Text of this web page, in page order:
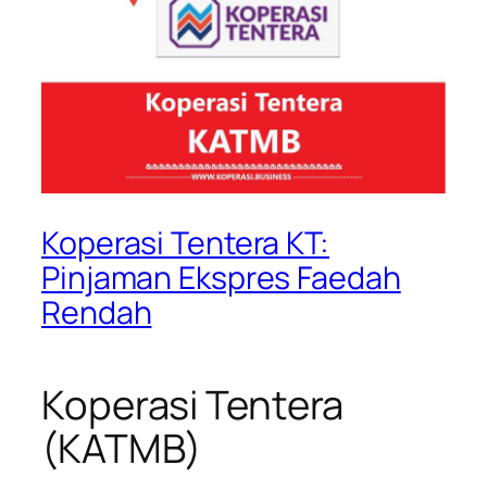
Koperasi Tentera KT:
Pinjaman Ekspres Faedah
Rendah
Koperasi Tentera
(KATMB)